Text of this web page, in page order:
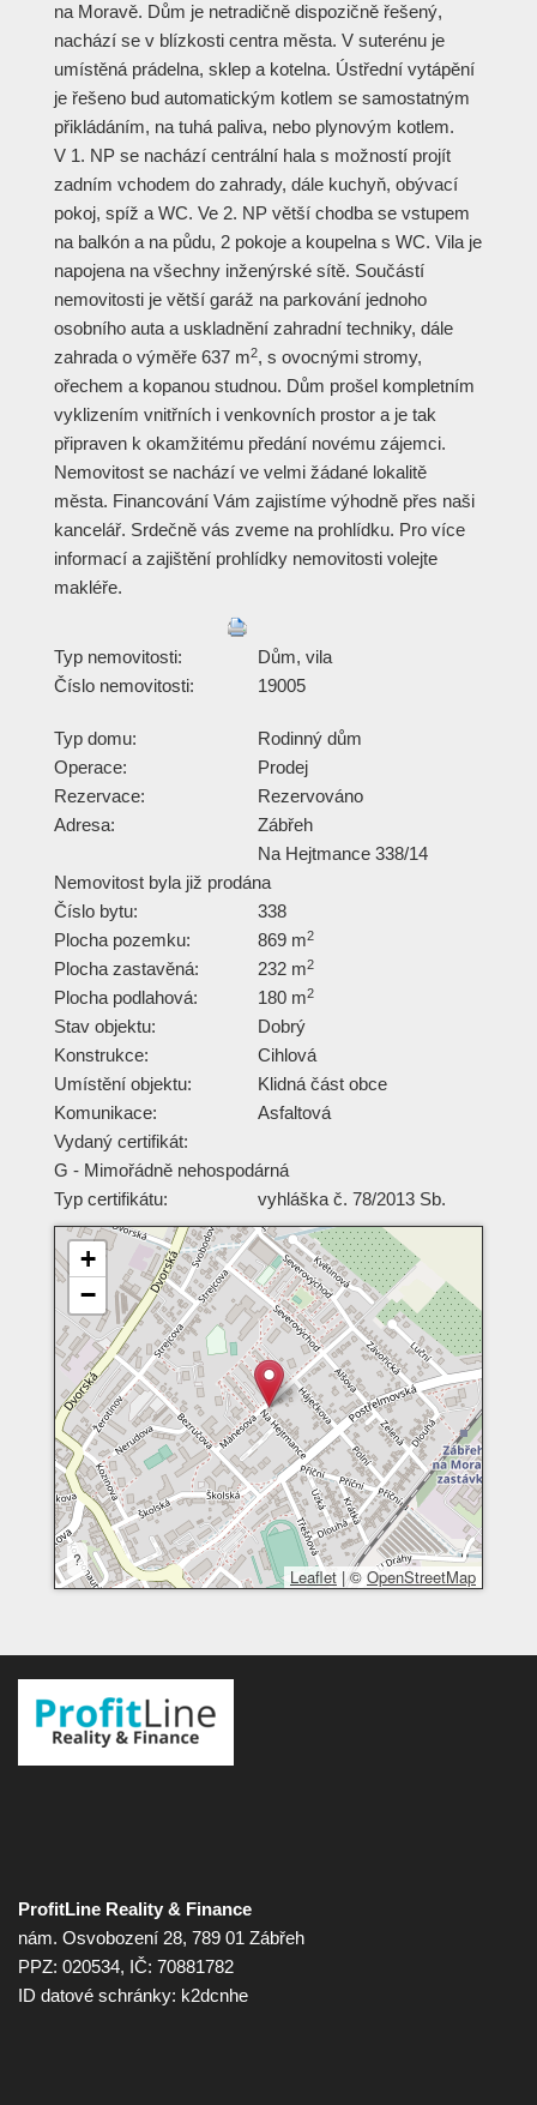
na Moravě. Dům je netradičně dispozičně řešený,
nachází se v blízkosti centra města. V suterénu je
umístěná prádelna, sklep a kotelna. Ústřední vytápění
je řešeno bud automatickým kotlem se samostatným
přikládáním, na tuhá paliva, nebo plynovým kotlem.
V 1. NP se nachází centrální hala s možností projít
zadním vchodem do zahrady, dále kuchyň, obývací
pokoj, spíž a WC. Ve 2. NP větší chodba se vstupem
na balkón a na půdu, 2 pokoje a koupelna s WC. Vila je
napojena na všechny inženýrské sítě. Součástí
nemovitosti je větší garáž na parkování jednoho
osobního auta a uskladnění zahradní techniky, dále
zahrada o výměře 637 m2, s ovocnými stromy,
ořechem a kopanou studnou. Dům prošel kompletním
vyklizením vnitřních i venkovních prostor a je tak
připraven k okamžitému předání novému zájemci.
Nemovitost se nachází ve velmi žádané lokalitě
města. Financování Vám zajistíme výhodně přes naši
kancelář. Srdečně vás zveme na prohlídku. Pro více
informací a zajištění prohlídky nemovitosti volejte
makléře.
Typ nemovitosti:
Dům, vila
Číslo nemovitosti:
19005
Typ domu:
Rodinný dům
Operace:
Prodej
Rezervace:
Rezervováno
Adresa:
Zábřeh
Na Hejtmance 338/14
Nemovitost byla již prodána
Číslo bytu:
338
Plocha pozemku:
869 m2
Plocha zastavěná: 232 m2
Plocha podlahová: 180 m2
Stav objektu:
Dobrý
Konstrukce:
Cihlová
Umístění objektu:
Klidná část obce
Komunikace:
Asfaltová
Vydaný certifikát:
G - Mimořádně nehospodárná
Typ certifikátu:
vyhláška č. 78/2013 Sb.
+
−
?
Leaflet |© OpenStreetMap
ProfitLine Reality & Finance
nám. Osvobození 28, 789 01 Zábřeh
PPZ: 020534, IČ: 70881782
ID datové schránky: k2dcnhe